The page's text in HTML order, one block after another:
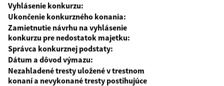
Vyhlásenie konkurzu:
Ukončenie konkurzného konania:
Zamietnutie návrhu na vyhlásenie
konkurzu pre nedostatok majetku:
Správca konkurznej podstaty:
Dátum a dôvod výmazu:
Nezahladené tresty uložené v trestnom
konaní a nevykonané tresty postihujúce